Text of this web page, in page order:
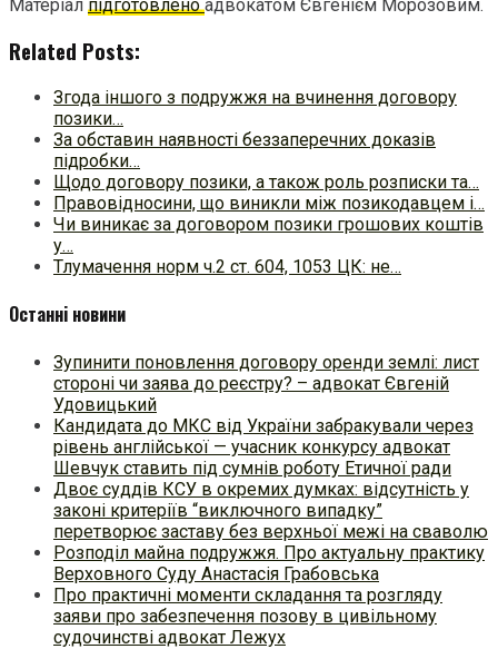
Матеріал підготовленоадвокатом Євгенієм Морозовим.
Related Posts:
Згода іншого з подружжя на вчинення договору
позики…
За обставин наявності беззаперечних доказів
підробки…
Щодо договору позики, а також роль розписки та…
Правовідносини, що виникли між позикодавцем і…
Чи виникає за договором позики грошових коштів
у…
Тлумачення норм ч.2 ст. 604, 1053 ЦК: не…
Останні новини
Зупинити поновлення договору оренди землі: лист
стороні чи заява до реєстру? – адвокат Євгеній
Удовицький
Кандидата до МКС від України забракували через
рівень англійської — учасник конкурсу адвокат
Шевчук ставить під сумнів роботу Етичної ради
Двоє суддів КСУ в окремих думках: відсутність у
законі критеріїв “виключного випадку”
перетворює заставу без верхньої межі на сваволю
Розподіл майна подружжя. Про актуальну практику
Верховного Суду Анастасія Грабовська
Про практичні моменти складання та розгляду
заяви про забезпечення позову в цивільному
судочинстві адвокат Лежух